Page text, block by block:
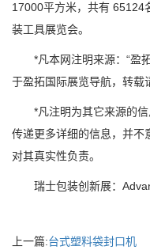
17000平方米，共有 65124
装工具展览会。
*凡本网注明来源：“盈拓
于盈拓国际展览导航，转载
*凡注明为其它来源的信
传递更多详细的信息，并不
对其真实性负责。
瑞士包装创新展：
上一篇:台式塑料袋封口机